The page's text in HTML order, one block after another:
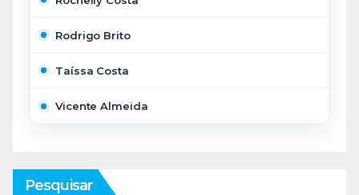
Rodrigo Brito
Taíssa Costa
Vicente Almeida
Pesquisar